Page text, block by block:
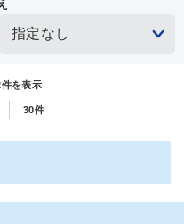
を表示
30件